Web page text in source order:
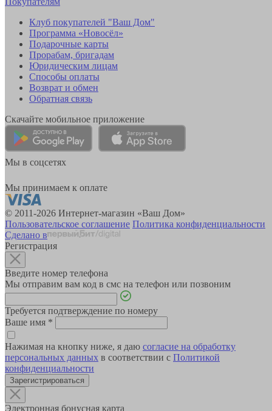
Клуб покупателей "Ваш Дом"
Программа «Новосёл»
Подарочные карты
Прорабам, бригадам
Юридическим лицам
Способы оплаты
Возврат и обмен
Обратная связь
Скачайте мобильное приложение
Мы в соцсетях
Мы принимаем к оплате
© 2011-2026 Интернет-магазин «Ваш Дом»
Пользовательское соглашение Политика конфиденциальности
Сделано в
Регистрация
Введите номер телефона
Мы отправим вам код в смс на телефон или позвоним
Требуется подтверждение по номеру
Ваше имя *
Нажимая на кнопку ниже, я даю согласие на обработку
персональных данных в соответствии с Политикой
конфиденциальности
Зарегистрироваться
Электронная бонусная карта